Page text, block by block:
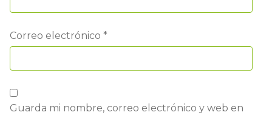
Correo electrónico *
Guarda mi nombre, correo electrónico y web en